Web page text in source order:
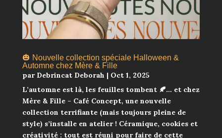
🎃 Nouvelle collection spéciale Halloween &
Automne chez Mère & Fille
par Debrincat Deborah | Oct 1, 2025
L’automne est là, les feuilles tombent 🍂… et chez
Mère & Fille – Café Concept, une nouvelle
collection terrifiante (mais toujours pleine de
style) s’installe en atelier ! Céramique, cookies et
créativité : tout est réuni pour faire de cette